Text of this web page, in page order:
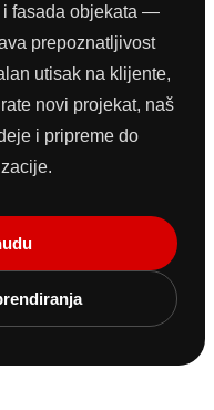
i fasada objekata —
prepoznatljivost
utisak na klijente,
novi projekat, naš
i pripreme do